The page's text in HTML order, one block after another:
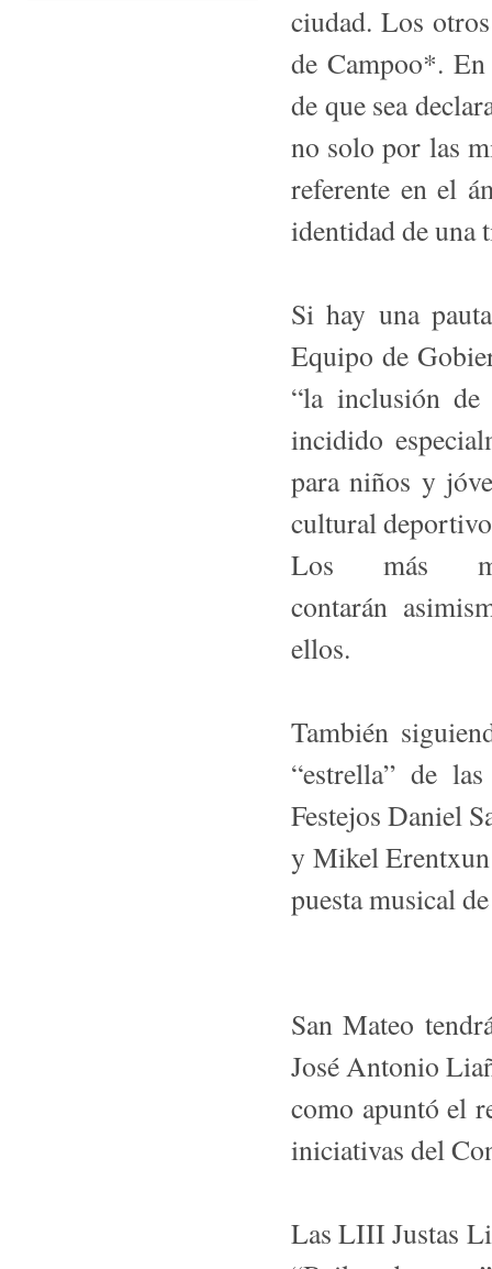
ciudad. Los
de Campoo*.
de que sea
no solo por las
referente en el
identidad de una
Si hay una
Equipo de
“la inclusión de
incidido
para niños y
cultural
Los más
contarán
ellos.
También
“estre­lla” de
Festejos Daniel
y Mikel Erentxun
puesta musical
San Mateo
José Antonio
como apuntó el
iniciativas del
Las LIII Justas